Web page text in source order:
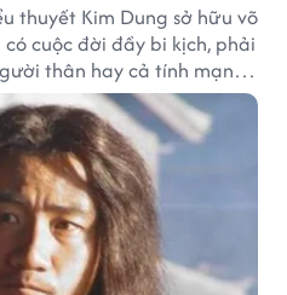
thuyết Kim Dung sở hữu võ
cuộc đời đầy bi kịch, phải
thân hay cả tính mạng,
nuối.